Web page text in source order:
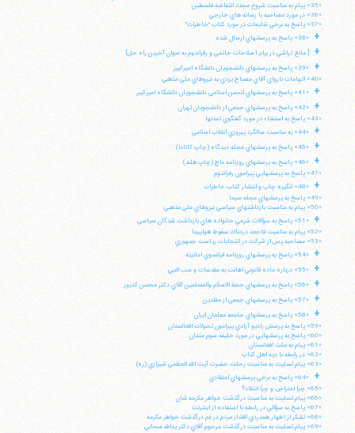
«35» پيام به مناسبت شروع مجدد انتفاضه فلسطين
«36» در مورد مصاحبه با رسانه هاي خارجي
«37» پاسخ به برخي شايعات در مورد كتاب "خاطرات"
+ «38» پاسخ به پرسشهاي ارسال شده
+ [ مانع تراشي در برابر اصلاحات خاتمي و رفراندوم به عنوان آخرين راه حل]
+
«39» پاسخ به پرسشهاي دانشجويان دانشگاه اميركبير
«40» اتهامات نارواي آقاي مصباح يزدي به نيروهاي ملي مذهبي
+ «41» پاسخ به پرسشهاي انجمن اسلامي دانشجويان دانشگاه اميركبير
+
«42» پاسخ به پرسشهاي جمعي از دانشجويان تهران
«43» پاسخ به استفتاء در مورد گفتگوي تمدنها
+ «44» به مناسبت سالگرد پيروزي انقلاب اسلامي
+ «45» پاسخ به پرسشهاي مجله ديدگاه (چاپ كانادا)
+
«46» پاسخ به پرسشهاي روزنامه داچ (چاپ هلند)
«47» پاسخ به پرسشهايي پيرامون رفراندوم
+
«48» انگيزه چاپ و انتشار كتاب خاطرات
«49» پاسخ به پرسشهاي مجله سيما
«50» پيام به مناسبت بازداشتهاي سياسي نيروهاي ملي مذهبي
+
«51» پاسخ به سؤالات شرعي خانواده هاي بازداشت شدگان سياسي
«52» پپام به مناسبت فاجعه دردناك سقوط هواپيما
«53» مصاحبه پس از شركت در انتخابات رياست جمهوري
+ «54» پاسخ به پرسشهاي روزنامه فرانسوي امانيته
+ «55» درباره ماده قانوني اهانت به مقدسات و سب النبي
+ «56» پاسخ به پرسشهاي حجة الاسلام والمسلمين آقاي دكتر محسن كديور
+ «57» پاسخ به پرسشهاي جمعي از مقلدين
+
«58» پاسخ به پرسشهاي جامعه معلمان ايران
«59» پاسخ به پرسش راديو آزادي پيرامون تحولات افغانستان
«60» پاسخ به پرسشهايي در مورد خليفه سوم عثمان
«61» پيام به ملت افغانستان
«62» در رابطه با ديه اهل كتاب
«63» پيام تسليت به مناسبت رحلت حضرت آيت الله العظمي شيرازي (ره)
+
«64» پاسخ به برخي پرسشهاي اعتقادي
«65» چرا اعتراض و چرا انتقاد؟
«66» پيام تسليت به مناسبت درگذشت خواهر مكرمه شان
«67» پاسخ به سؤالي در رابطه با استفاده از اينترنت
«68» تشكر از اظهار همدردي اقشار مردم در غم درگذشت خواهر مكرمه
«69» پيام تسليت به مناسبت درگذشت مرحوم آقاي دكتر يدالله سحابي